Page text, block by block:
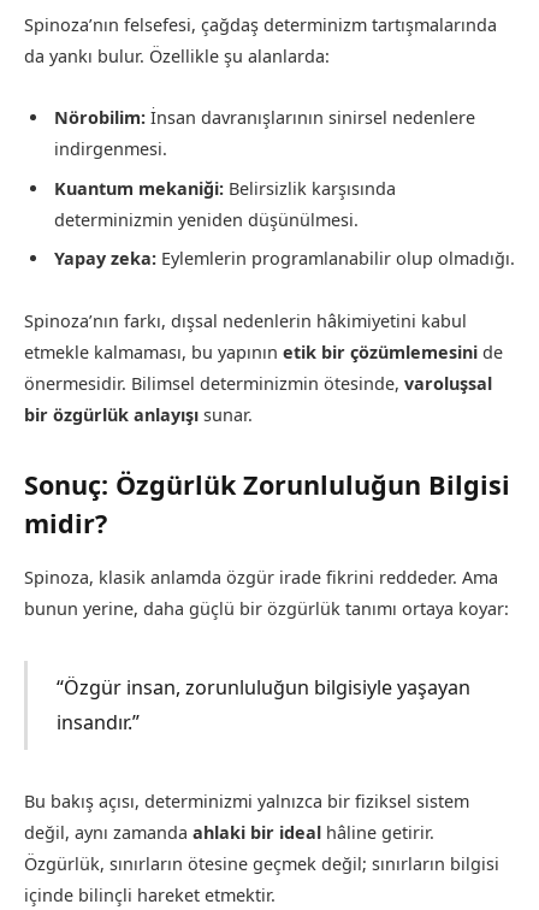
Spinoza’nın felsefesi, çağdaş determinizm tartışmalarında
da yankı bulur. Özellikle şu alanlarda:
Nörobilim: İnsan davranışlarının sinirsel nedenlere
indirgenmesi.
Kuantum mekaniği: Belirsizlik karşısında
determinizmin yeniden düşünülmesi.
Yapay zeka: Eylemlerin programlanabilir olup olmadığı.
Spinoza’nın farkı, dışsal nedenlerin hâkimiyetini kabul
etmekle kalmaması, bu yapının etik bir çözümlemesini de
önermesidir. Bilimsel determinizmin ötesinde, varoluşsal
bir özgürlük anlayışı sunar.
Sonuç: Özgürlük Zorunluluğun Bilgisi
midir?
Spinoza, klasik anlamda özgür irade fikrini reddeder. Ama
bunun yerine, daha güçlü bir özgürlük tanımı ortaya koyar:
“Özgür insan, zorunluluğun bilgisiyle yaşayan
insandır.”
Bu bakış açısı, determinizmi yalnızca bir fiziksel sistem
değil, aynı zamanda ahlaki bir ideal hâline getirir.
Özgürlük, sınırların ötesine geçmek değil; sınırların bilgisi
içinde bilinçli hareket etmektir.